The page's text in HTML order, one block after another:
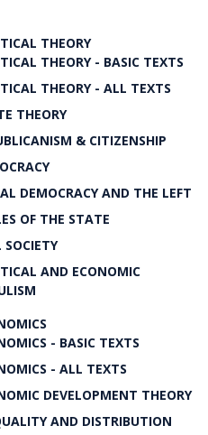
THEORY
THEORY - BASIC TEXTS
THEORY - ALL TEXTS
THEORY
& CITIZENSHIP
DEMOCRACY AND THE LEFT
OF THE STATE
SOCIETY
AND ECONOMIC
- BASIC TEXTS
- ALL TEXTS
DEVELOPMENT THEORY
AND DISTRIBUTION